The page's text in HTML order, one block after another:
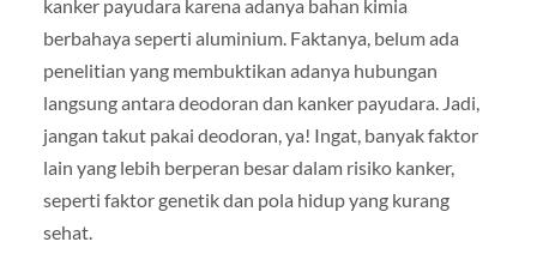
kanker payudara karena adanya bahan kimia
berbahaya seperti aluminium. Faktanya, belum ada
penelitian yang membuktikan adanya hubungan
langsung antara deodoran dan kanker payudara. Jadi,
jangan takut pakai deodoran, ya! Ingat, banyak faktor
lain yang lebih berperan besar dalam risiko kanker,
seperti faktor genetik dan pola hidup yang kurang
sehat.